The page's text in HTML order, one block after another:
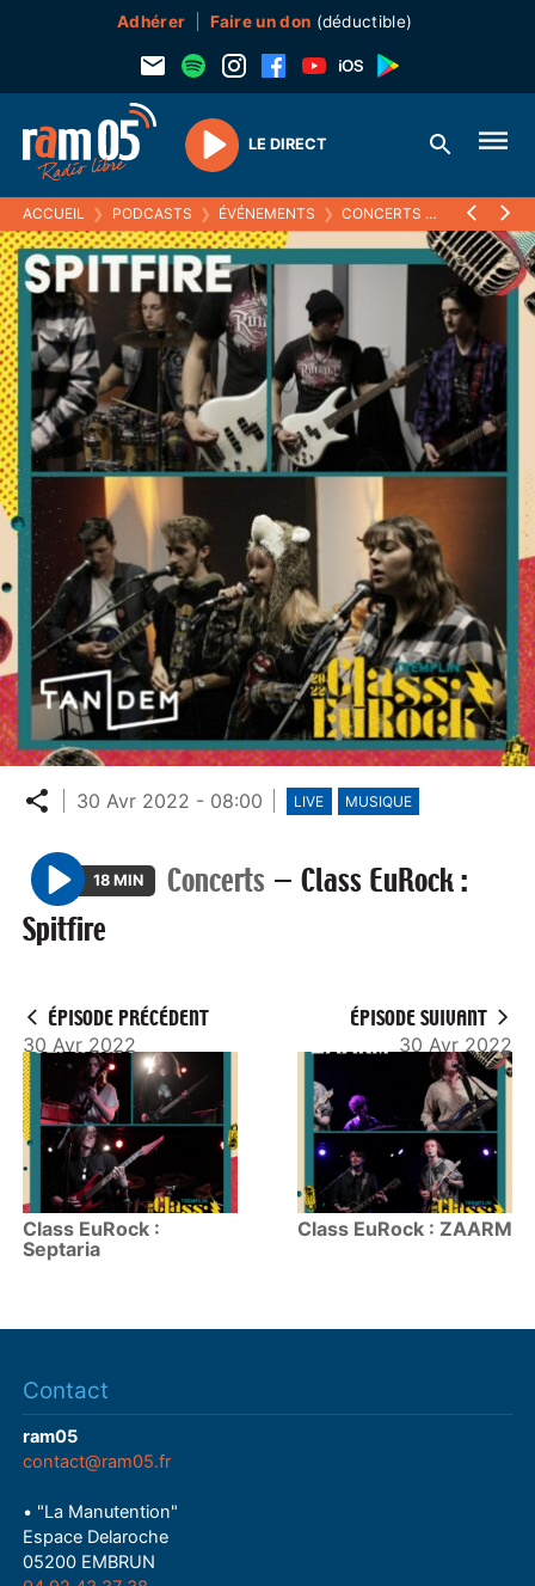
Adhérer Faire un don (déductible)
Play
LE DIRECT
ACCUEIL ❯ PODCASTS ❯ ÉVÉNEMENTS ❯ CONCERTS ❯ CLASS
Partager
30 Avr 2022 - 08:00 LIVE MUSIQUE
P
l
18 MIN Concerts — Class EuRock :
Spitfire
ÉPISODE PRÉCÉDENT
30 Avr 2022
Class EuRock :
Septaria
ÉPISODE SUIVANT
30 Avr 2022
Class EuRock : ZAARM
Contact
ram05
contact@ram05.fr
• "La Manutention"
Espace Delaroche
05200 EMBRUN